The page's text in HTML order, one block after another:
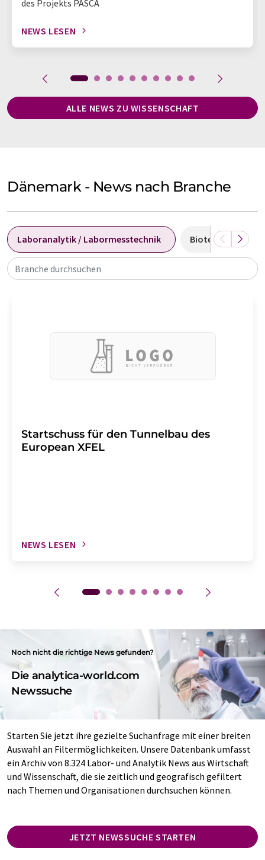
des Projekts PASCA
NEWS LESEN
ALLE NEWS ZU WISSENSCHAFT
Dänemark - News nach Branche
Laboranalytik / Labormesstechnik Biotechnologie
Branche durchsuchen
Startschuss für den Tunnelbau des
European XFEL
NEWS LESEN
Noch nicht die richtige News gefunden?
Die analytica-world.com
Newssuche
Starten Sie jetzt ihre gezielte Suchanfrage mit einer breiten
Auswahl an Filtermöglichkeiten. Unsere Datenbank umfasst
ein Archiv von 8.324 Labor- und Analytik News aus Wirtschaft
und Wissenschaft, die sie zeitlich und geografisch gefiltert
nach Themen und Organisationen durchsuchen können.
JETZT NEWSSUCHE STARTEN